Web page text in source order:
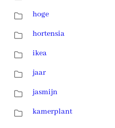
hoge
hortensia
ikea
jaar
jasmijn
kamerplant